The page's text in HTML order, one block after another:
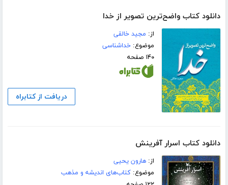
دانلود کتاب واضح‌ترین تصویر از خدا
از: مجید خالقی
موضوع:خداشناسی
۱۴۰ صفحه
دریافت از کتابراه
دانلود کتاب اسرار آفرینش
از:هارون یحیی
موضوع:کتاب‌های اندیشه و مذهب